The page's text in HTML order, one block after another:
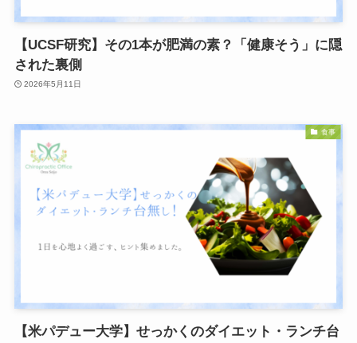
【UCSF研究】その1本が肥満の素？「健康そう」に隠
された裏側
2026年5月11日
食事
【米パデュー大学】せっかくのダイエット・ランチ台